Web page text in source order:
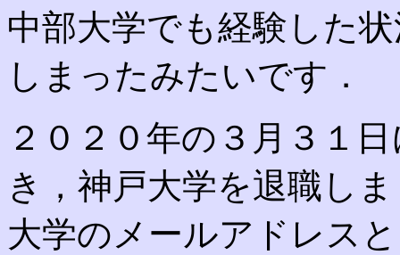
中部大学でも経験した
しまったみたいです．
２０２０年の３月３１
き，神戸大学を退職し
大学のメールアドレス